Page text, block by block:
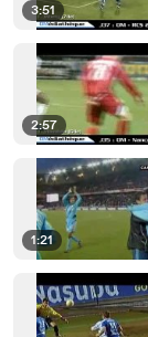
3:51
2:57
1:21